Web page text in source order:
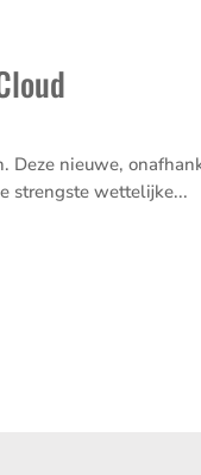
nieuwe,
strengste wette­lijke...